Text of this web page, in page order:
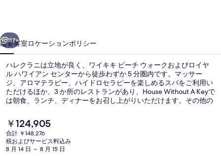
真
ギ
ャ
ラ
リ
ー
117+
概要客室ロケーションポリシー
ハレクラニは立地が良く、ワイキキ ビーチ ウォークおよびロイヤ
ル ハワイアン センターから徒歩わずか 5 分圏内です。マッサー
ジ、アロマテラピー、ハイドロセラピーを楽しめるスパをご利用い
ただけるほか、3 か所のレストランがあり、House Without A Keyで
は朝食、ランチ、ディナーをお召し上がりいただけます。その他の
プール、およびプールサイドバーが備わっています。旅行者は親切
なスタッフを高く評価しています。
現
在
の
料
￥124,905
合計 ￥148,276
税およびサービス料込み
8 月 14 日 ～ 8 月 15 日